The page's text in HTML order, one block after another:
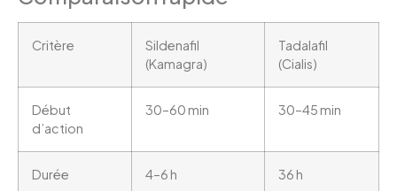
Critère
Sildenafil
(Kamagra)
Tadalafil
(Cialis)
Début
d’action
30–60 min 30–45 min
Durée 4–6 h 36 h